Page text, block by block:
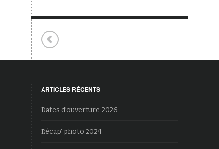
ARTICLES RÉCENTS
Dates d’ouverture 2026
Récap’ photo 2024